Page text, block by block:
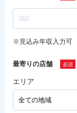
※見込み年収入力可
最寄りの店舗
エリア